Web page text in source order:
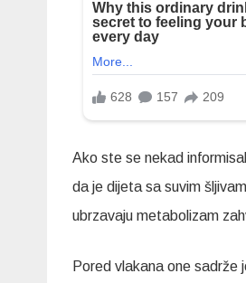
Ako ste se nekad
da je dijeta sa suvim
ubrzavaju metabolizam
Pored vlakana one